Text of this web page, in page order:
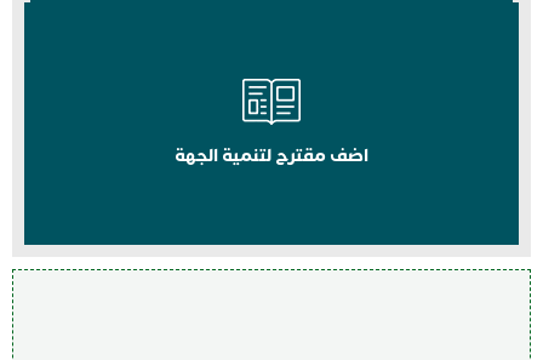
اضف مقترح لتنمية الجهة